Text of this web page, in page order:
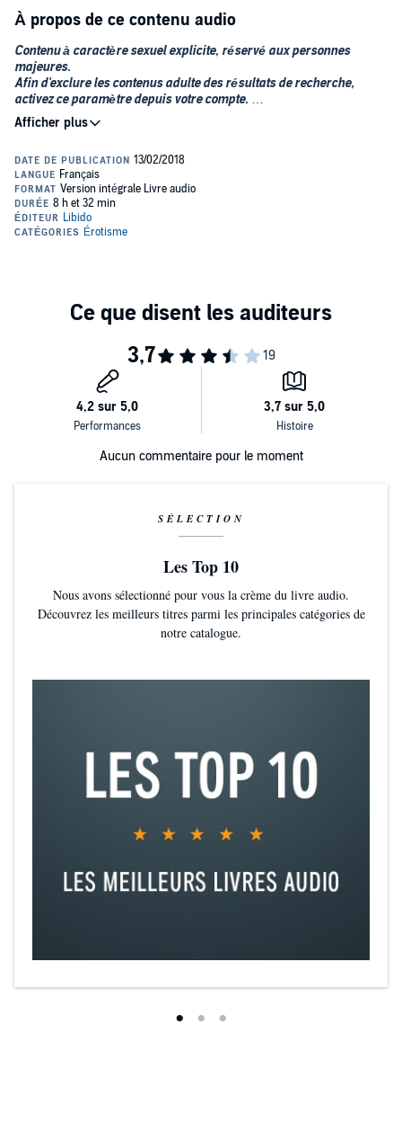
À propos de ce contenu audio
Contenu à caractère sexuel explicite, réservé aux personnes
majeures.
Afin d'exclure les contenus adulte des résultats de recherche,
activez ce paramètre depuis votre compte.
Sans doute le livre le plus excitant de ces dix dernières années.
narrateur nous livre l'histoire de Maryka, sa femme à l'appétit sexuel
inassouvi.
D'un mariage bourgeois à l'abandon des sens dans une débauche
de plaisirs, l'auteur ne cache rien des pulsions de son "joyau" qu'il
Addict au sexe des hommes, Maryka ne peut concevoir une journée
intarissable envie de jouissance. Et rien ne l'excite autant que de
ramener à son mari les preuves tangibles de ses multiples
infidélités. Complice ou dindon, ce dernier s'excite aux récits
incendiaires de sa femme qui ne lui épargne aucun détail de ses
Aucun commentaire pour le moment
SÉLECTION
Les Top 10
Nous avons sélectionné pour vous la crème du livre audio.
Découvrez les meilleurs titres parmi les principales catégories de
notre catalogue.